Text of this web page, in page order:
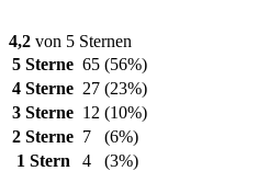
4,2 von 5 Sternen
5 Sterne 65 (56%)
4 Sterne 27 (23%)
3 Sterne 12 (10%)
2 Sterne 7
(6%)
1 Stern
4 (3%)